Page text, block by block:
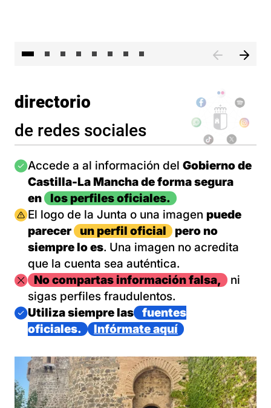
directorio
de redes sociales
Imagen
Accede a al información del Gobierno de
Castilla-La Mancha de forma segura
en
los perfiles oficiales.
Imagen
El logo de la Junta o una imagen puede
parecer
un perfil oficial
pero no
siempre lo es. Una imagen no acredita
que la cuenta sea auténtica.
ImagenNo compartas información falsa,
ni
sigas perfiles fraudulentos.
Imagen
Utiliza siempre las
fuentes
oficiales.
Infórmate aquí